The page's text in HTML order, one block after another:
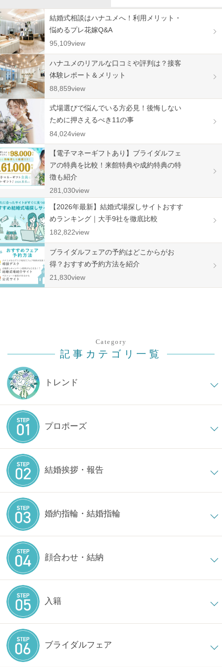
結婚式相談はハナユメへ！利用メリット・
悩めるプレ花嫁Q&A
95,109view
ハナユメのリアルな口コミや評判は？接客
体験レポート＆メリット
88,859view
式場選びで悩んでいる方必見！後悔しない
ために押さえるべき11の事
84,024view
【電子マネーギフトあり】ブライダルフェ
アの特典を比較！来館特典や成約特典の特
徴も紹介
281,030view
【2026年最新】結婚式場探しサイトおすす
めランキング｜大手9社を徹底比較
182,822view
ブライダルフェアの予約はどこからがお
得？おすすめ予約方法を紹介
21,830view
Category
記事カテゴリ一覧
トレンド
プロポーズ
結婚挨拶・報告
婚約指輪・結婚指輪
顔合わせ・結納
入籍
ブライダルフェア